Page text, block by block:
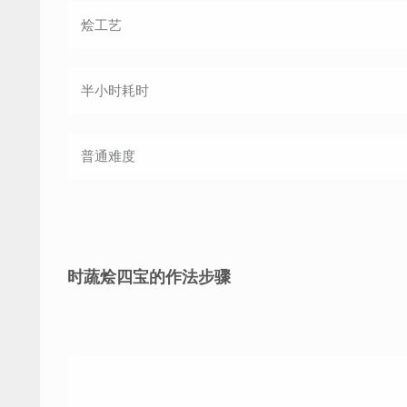
烩工艺
半小时耗时
普通难度
时蔬烩四宝的作法步骤